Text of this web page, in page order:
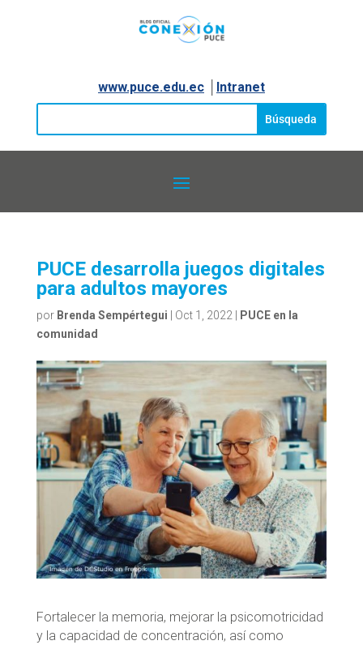
www.puce.edu.ec│ Intranet
PUCE desarrolla juegos digitales
para adultos mayores
por Brenda Sempértegui Oct 1, 2022|
PUCE en la
comunidad
Fortalecer la memoria, mejorar la psicomotricidad
y la capacidad de concentración, así como